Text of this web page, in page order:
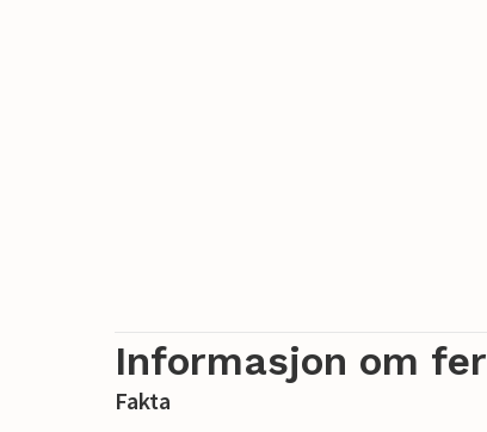
Informasjon om
Fakta